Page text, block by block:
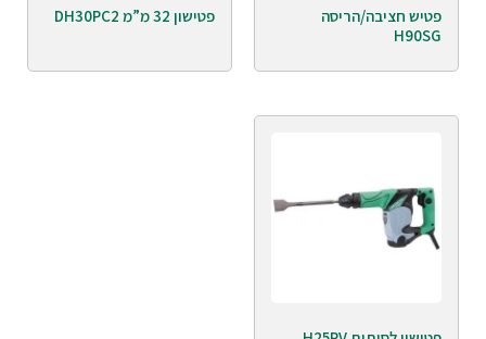
פטיש חציבה/הריסה
H90SG
פטישון 32 מ”מ DH30PC2